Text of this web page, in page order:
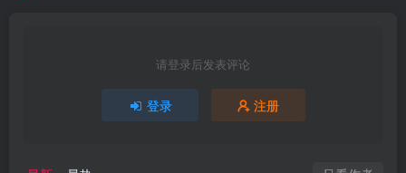
请登录后发表评论
登录 注册